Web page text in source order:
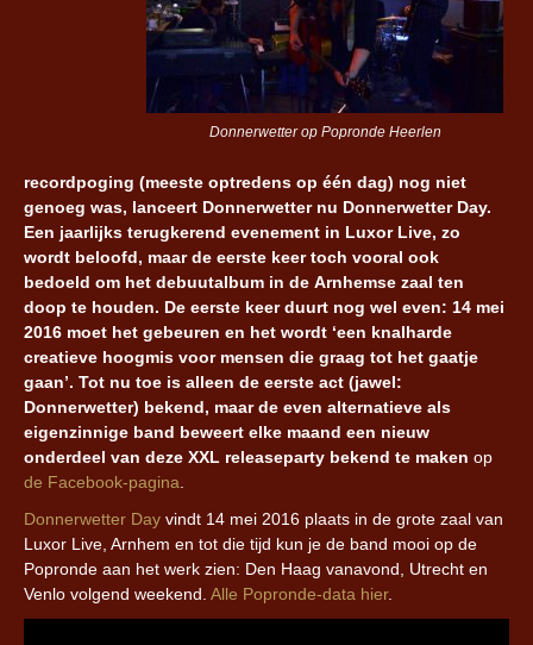
Donnerwetter op Popronde Heerlen
recordpoging (meeste optredens op één dag) nog niet
genoeg was, lanceert Donnerwetter nu Donnerwetter Day.
Een jaarlijks terugkerend evenement in Luxor Live, zo
wordt beloofd, maar de eerste keer toch vooral ook
bedoeld om het debuutalbum in de Arnhemse zaal ten
doop te houden. De eerste keer duurt nog wel even: 14 mei
2016 moet het gebeuren en het wordt ‘een knalharde
creatieve hoogmis voor mensen die graag tot het gaatje
gaan’. Tot nu toe is alleen de eerste act (jawel:
Donnerwetter) bekend, maar de even alternatieve als
eigenzinnige band beweert elke maand een nieuw
onderdeel van deze XXL releaseparty bekend te maken op
de Facebook-pagina.
Donnerwetter Day vindt 14 mei 2016 plaats in de grote zaal van
Luxor Live, Arnhem en tot die tijd kun je de band mooi op de
Popronde aan het werk zien: Den Haag vanavond, Utrecht en
Venlo volgend weekend. Alle Popronde-data hier.